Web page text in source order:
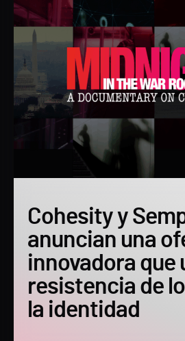
Cohesity y
anuncian una
innovadora que
resistencia de
la identidad